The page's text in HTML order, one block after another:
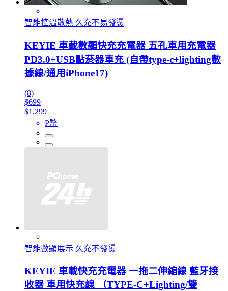
智能控溫散熱 久充不易發燙
KEYIE 車載數顯快充充電器 五孔車用充電器
PD3.0+USB點菸器車充 (自帶type-c+lighting數
據線/通用iPhone17)
(8)
$699
$1,299
P幣
智能數顯展示 久充不發燙
KEYIE 車載快充充電器 一拖二伸縮線 藍牙接
收器 車用快充線 （TYPE-C+Lighting/雙